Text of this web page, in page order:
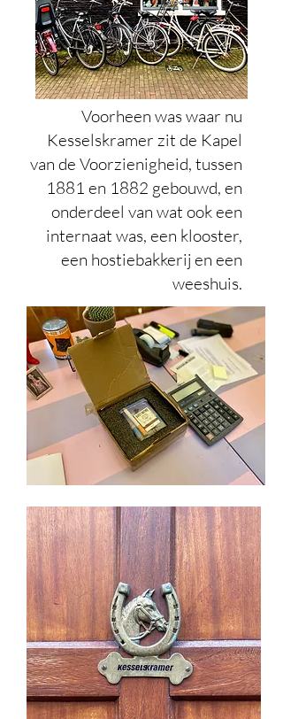
Voorheen was waar nu
Kesselskramer zit de Kapel
van de Voorzienigheid, tussen
1881 en 1882 gebouwd, en
onderdeel van wat ook een
internaat was, een klooster,
een hostiebakkerij en een
weeshuis.